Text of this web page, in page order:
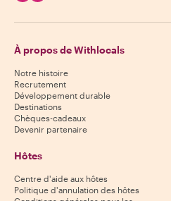
À propos de Withlocals
Notre histoire
Recrutement
Développement durable
Destinations
Chèques-cadeaux
Devenir partenaire
Hôtes
Centre d'aide aux hôtes
Politique d'annulation des hôtes